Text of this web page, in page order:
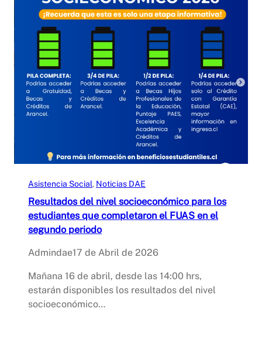
Asistencia Social, Noticias DAE
Resultados del nivel socioeconómico para los
estudiantes que completaron el FUAS en el
segundo periodo
Admindae17 de Abril de 2026
Mañana 16 de abril, desde las 14:00 hrs,
estarán disponibles los resultados del nivel
socioeconómico…